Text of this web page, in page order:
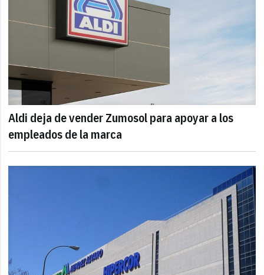
Aldi deja de vender Zumosol para apoyar a los
empleados de la marca